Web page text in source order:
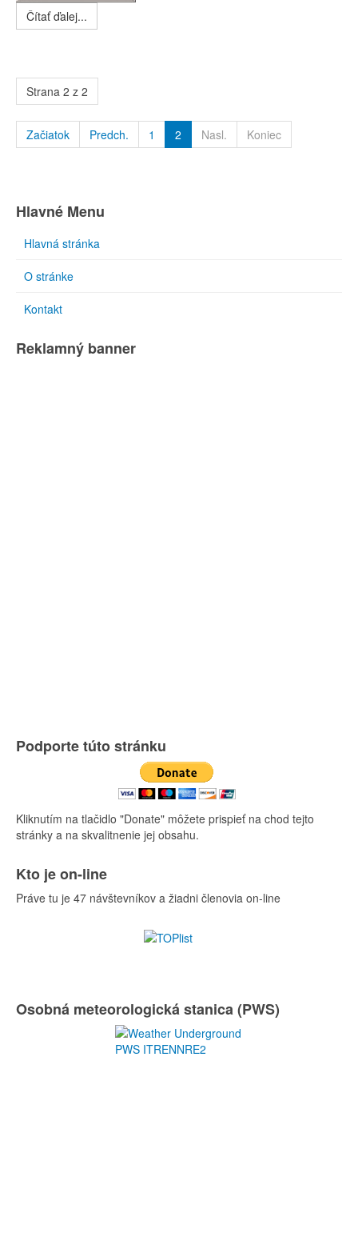
Čítať ďalej...
Strana 2 z 2
Začiatok Predch. 1 2 Nasl. Koniec
Hlavné Menu
Hlavná stránka
O stránke
Kontakt
Reklamný banner
Podporte túto stránku
Kliknutím na tlačidlo "Donate" môžete prispieť na chod tejto
stránky a na skvalitnenie jej obsahu.
Kto je on-line
Práve tu je 47 návštevníkov a žiadni členovia on-line
Osobná meteorologická stanica (PWS)